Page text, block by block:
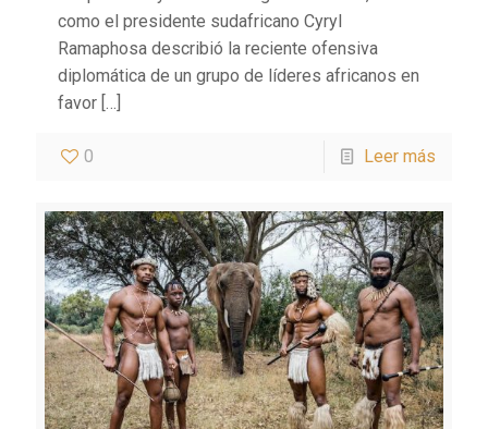
como el presidente sudafricano Cyryl
Ramaphosa describió la reciente ofensiva
diplomática de un grupo de líderes africanos en
favor […]
0 Leer más